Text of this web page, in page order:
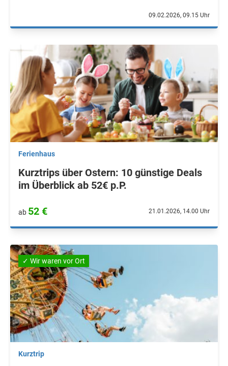
09.02.2026, 09.15 Uhr
Ferienhaus
Kurztrips über Ostern: 10 günstige Deals
im Überblick ab 52€ p.P.
ab 52 € 21.01.2026, 14.00 Uhr
✓ Wir waren vor Ort
Kurztrip